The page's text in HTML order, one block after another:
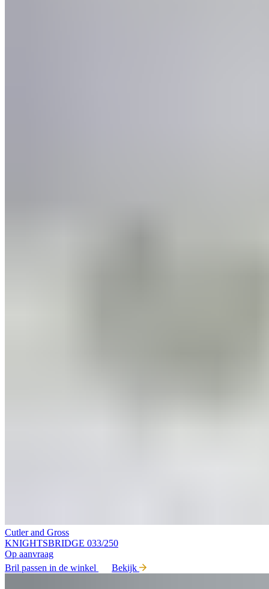
Cutler and Gross
KNIGHTSBRIDGE 033/250
Op aanvraag
Bril passen in de winkel
Bekijk